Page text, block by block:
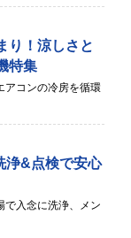
り！涼しさと
特集
アコンの冷房を循環
浄&点検で安心
で入念に洗浄、メン